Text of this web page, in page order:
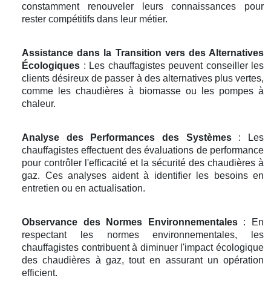
constamment renouveler leurs connaissances pour
rester compétitifs dans leur métier.
Assistance dans la Transition vers des Alternatives
Écologiques : Les chauffagistes peuvent conseiller les
clients désireux de passer à des alternatives plus vertes,
comme les chaudières à biomasse ou les pompes à
chaleur.
Analyse des Performances des Systèmes: Les
chauffagistes effectuent des évaluations de performance
pour contrôler l'efficacité et la sécurité des chaudières à
gaz. Ces analyses aident à identifier les besoins en
entretien ou en actualisation.
Observance des Normes Environnementales: En
respectant les normes environnementales, les
chauffagistes contribuent à diminuer l'impact écologique
des chaudières à gaz, tout en assurant un opération
efficient.